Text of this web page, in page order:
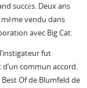
succès. Deux ans
vendu dans
avec Big Cat.
fut
commun accord.
Of de Blumfeld de